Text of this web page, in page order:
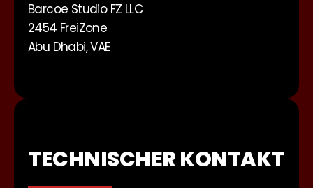
Barcoe Studio FZ LLC
2454 FreiZone
Abu Dhabi, VAE
TECHNISCHER KONTAKT